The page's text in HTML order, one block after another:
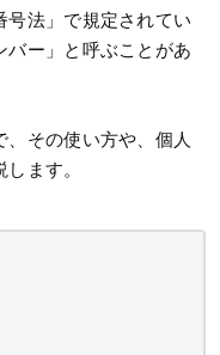
号法」で規定されてい
バー」と呼ぶことがあ
その使い方や、個人
ます。